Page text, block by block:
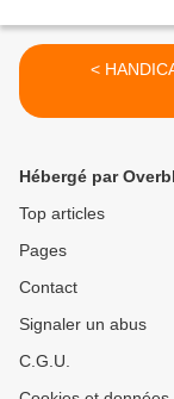
<
Hébergé par
Top articles
Pages
Contact
Signaler un abus
C.G.U.